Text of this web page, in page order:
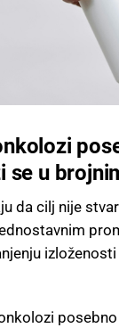
se u
da cilj nije